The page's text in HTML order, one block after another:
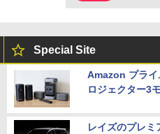
Special Site
Amazon プラ
ロジェクター3
レイズのプレミ